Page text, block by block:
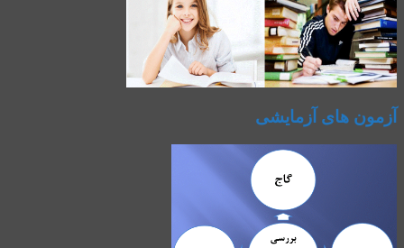
آزمون های آزمایشی